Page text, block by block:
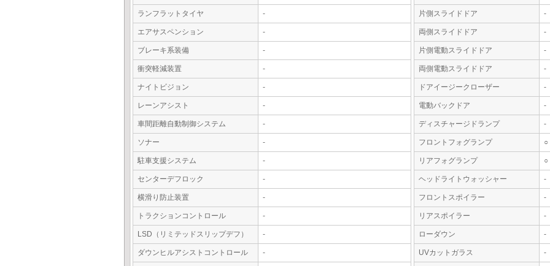
ランフラットタイヤ -
エアサスペンション -
ブレーキ系装備 -
衝突軽減装置 -
ナイトビジョン -
レーンアシスト -
車間距離自動制御システム -
ソナー -
駐車支援システム -
センターデフロック -
横滑り防止装置 -
トラクションコントロール -
LSD（リミテッドスリップデフ） -
ダウンヒルアシストコントロール -
片側スライドドア -
両側スライドドア -
片側電動スライドドア -
両側電動スライドドア -
ドアイージークローザー -
電動バックドア -
ディスチャージドランプ -
フロントフォグランプ ○
リアフォグランプ ○
ヘッドライトウォッシャー -
フロントスポイラー -
リアスポイラー -
ローダウン -
UVカットガラス -